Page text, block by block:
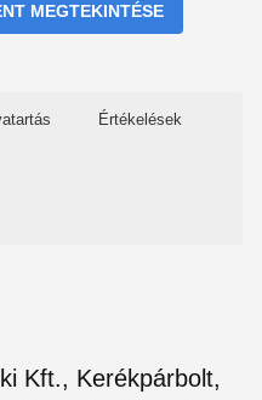
MEGTEKINTÉSE
Értékelések
Kft., Kerékpárbolt,